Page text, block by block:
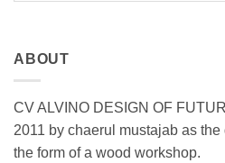
ABOUT
CV ALVINO DESIGN OF
2011 by chaerul mustajab as
the form of a wood workshop.